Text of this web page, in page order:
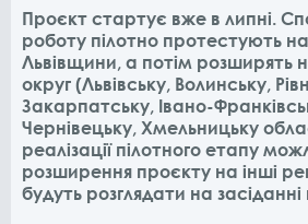
Проєкт стартує вже в липні.
роботу пілотно протестують
Львівщини, а потім розширять
округ (Львівську, Волинську,
Закарпатську, Івано-
Чернівецьку, Хмельницьку
реалізації пілотного етапу
розширення проєкту на інші
будуть розглядати на